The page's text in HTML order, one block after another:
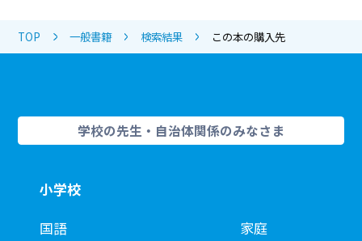
TOP 一般書籍 検索結果 この本の購入先
学校の先生・自治体関係のみなさま
小学校
国語
家庭